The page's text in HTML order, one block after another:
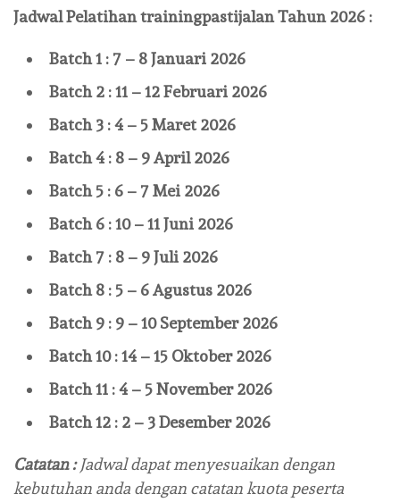
Jadwal PelatihantrainingpastijalanTahun 2026 :
Batch 1 : 7 – 8 Januari 2026
Batch 2 : 11 – 12 Februari 2026
Batch 3 : 4 – 5 Maret 2026
Batch 4 : 8 – 9 April 2026
Batch 5 : 6 – 7 Mei 2026
Batch 6 : 10 – 11 Juni 2026
Batch 7 : 8 – 9 Juli 2026
Batch 8 : 5 – 6 Agustus 2026
Batch 9 : 9 – 10 September 2026
Batch 10 : 14 – 15 Oktober 2026
Batch 11 : 4 – 5 November 2026
Batch 12 : 2 – 3 Desember 2026
Catatan :Jadwal dapat menyesuaikan dengan
kebutuhan anda dengan catatan kuota peserta